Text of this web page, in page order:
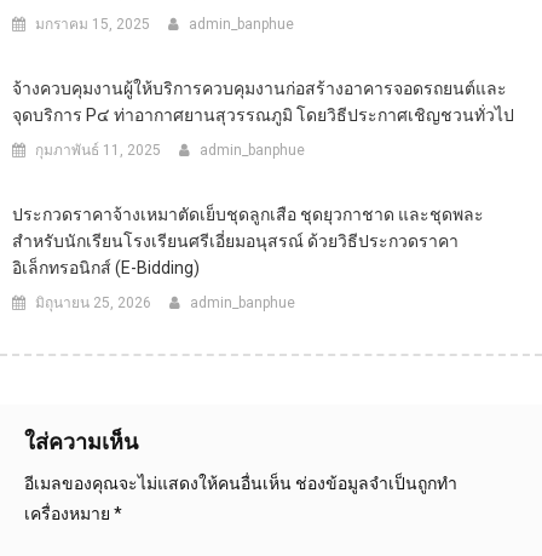
มกราคม 15, 2025 admin_banphue
จ้างควบคุมงานผู้ให้บริการควบคุมงานก่อสร้างอาคารจอดรถยนต์และ
จุดบริการ P๔ ท่าอากาศยานสุวรรณภูมิ โดยวิธีประกาศเชิญชวนทั่วไป
กุมภาพันธ์ 11, 2025 admin_banphue
ประกวดราคาจ้างเหมาตัดเย็บชุดลูกเสือ ชุดยุวกาชาด และชุดพละ
สำหรับนักเรียนโรงเรียนศรีเอี่ยมอนุสรณ์ ด้วยวิธีประกวดราคา
อิเล็กทรอนิกส์ (e-Bidding)
มิถุนายน 25, 2026 admin_banphue
ใส่ความเห็น
อีเมลของคุณจะไม่แสดงให้คนอื่นเห็น ช่องข้อมูลจำเป็นถูกทำ
เครื่องหมาย *